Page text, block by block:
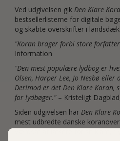
Ved udgivelsen gik Den Klare
bestsellerlisterne for digitale
og skabte overskrifter i
"Koran brager forbi store
Information
"Den mest populære lydbog er
Olsen, Harper Lee, Jo Nesbø
Derimod er det Den Klare Koran,
for lydbøger."– Kristeligt
Siden udgivelsen har Den Klare
mest udbredte danske
værdsat af læsere for sit klare,